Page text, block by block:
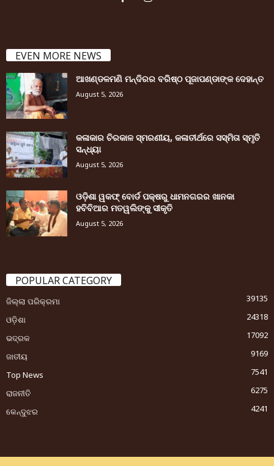
EVEN MORE NEWS
ଆଖଣ୍ଡଳମଣି ମନ୍ଦିରର ବରିଷ୍ଠ ପୂଜାପଣ୍ଡାଙ୍କ ଦେହାନ୍ତ
August 5, 2026
କଳାକାର ଚିରକାଳ ସ୍ମରଣୀୟ, କଳାତୀର୍ଥରେ ସସ୍ମିତା ସ୍ମୃତି
ସନ୍ଧ୍ୟା
August 5, 2026
ଓଡ଼ିଶା ୱକଫ୍ ବୋର୍ଡ ପକ୍ଷରୁ ଧାମନଗରର ଖାନକା
ହବିବିଆର ମତୱଲିଙ୍କୁ ସୀକୃତି
August 5, 2026
POPULAR CATEGORY
ଜିଲ୍ଲା ପରିକ୍ରମା
39135
ଓଡ଼ିଶା
24318
ଭଦ୍ରକ
17092
ଜାତୀୟ
9169
Top News
7541
ରାଜନୀତି
6275
କେନ୍ଦୁଝର
4241